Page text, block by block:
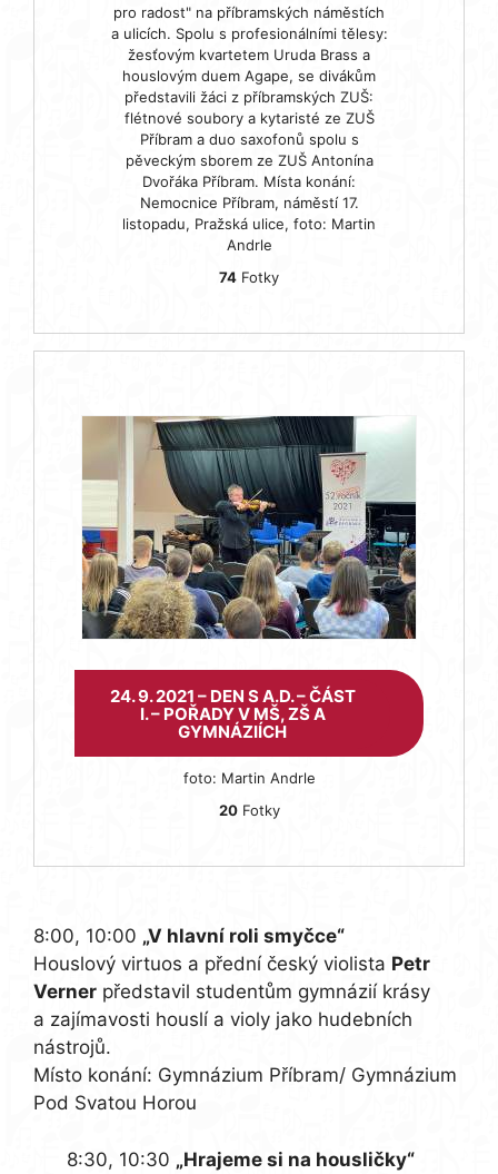
pro radost" na příbramských náměstích
a ulicích. Spolu s profesionálními tělesy:
žesťovým kvartetem Uruda Brass a
houslovým duem Agape, se divákům
představili žáci z příbramských ZUŠ:
flétnové soubory a kytaristé ze ZUŠ
Příbram a duo saxofonů spolu s
pěveckým sborem ze ZUŠ Antonína
Dvořáka Příbram. Místa konání:
Nemocnice Příbram, náměstí 17.
listopadu, Pražská ulice, foto: Martin
Andrle
74 Fotky
24. 9. 2021 – DEN S A.D. – ČÁST
I. – POŘADY V MŠ, ZŠ A
GYMNÁZIÍCH
foto: Martin Andrle
20Fotky
8:00, 10:00 „V hlavní roli smyčce“
Houslový virtuos a přední český violista Petr
Verner představil studentům gymnázií krásy
a zajímavosti houslí a violy jako hudebních
nástrojů.
Místo konání: Gymnázium Příbram/ Gymnázium
Pod Svatou Horou
8:30, 10:30 „Hrajeme si na housličky“